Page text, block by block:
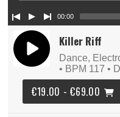
Killer Riff
Dance,
• BPM 117 •
€19.00 - €69.00
00:00